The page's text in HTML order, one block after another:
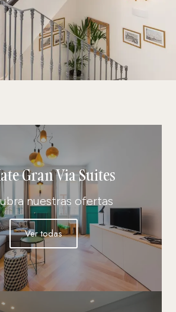
Gran Via Suites
nuestras ofertas
Ver todas